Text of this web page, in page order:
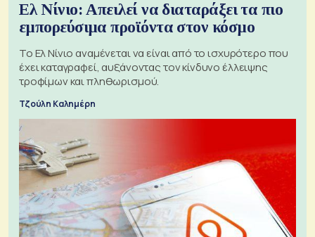
Ελ Νίνιο: Απειλεί να διαταράξει τα πιο
εμπορεύσιμα προϊόντα στον κόσμο
Το Ελ Νίνιο αναμένεται να είναι από το ισχυρότερο που
έχει καταγραφεί, αυξάνοντας τον κίνδυνο έλλειψης
τροφίμων και πληθωρισμού.
Τζούλη Καλημέρη